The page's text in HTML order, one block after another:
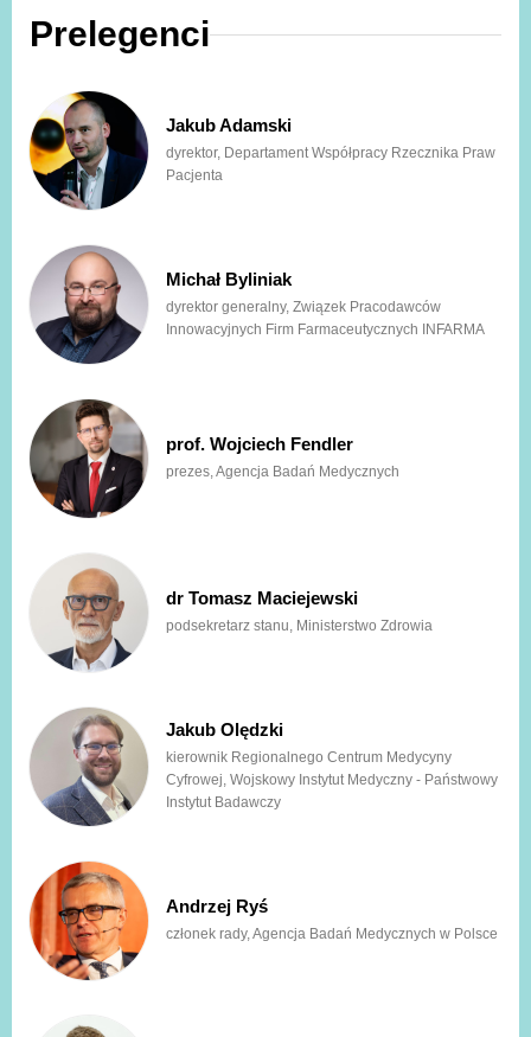
Prelegenci
Jakub Adamski
dyrektor, Departament Współpracy Rzecznika Praw
Pacjenta
Michał Byliniak
dyrektor generalny, Związek Pracodawców
Innowacyjnych Firm Farmaceutycznych INFARMA
prof. Wojciech Fendler
prezes, Agencja Badań Medycznych
dr Tomasz Maciejewski
podsekretarz stanu, Ministerstwo Zdrowia
Jakub Olędzki
kierownik Regionalnego Centrum Medycyny
Cyfrowej, Wojskowy Instytut Medyczny - Państwowy
Instytut Badawczy
Andrzej Ryś
członek rady, Agencja Badań Medycznych w Polsce